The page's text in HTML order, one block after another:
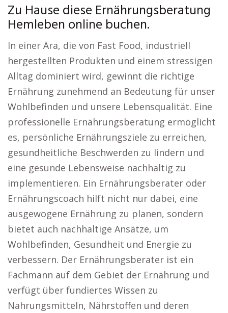
Zu Hause diese Ernährungsberatung
Hemleben online buchen.
In einer Ära, die von Fast Food, industriell
hergestellten Produkten und einem stressigen
Alltag dominiert wird, gewinnt die richtige
Ernährung zunehmend an Bedeutung für unser
Wohlbefinden und unsere Lebensqualität. Eine
professionelle Ernährungsberatung ermöglicht
es, persönliche Ernährungsziele zu erreichen,
gesundheitliche Beschwerden zu lindern und
eine gesunde Lebensweise nachhaltig zu
implementieren. Ein Ernährungsberater oder
Ernährungscoach hilft nicht nur dabei, eine
ausgewogene Ernährung zu planen, sondern
bietet auch nachhaltige Ansätze, um
Wohlbefinden, Gesundheit und Energie zu
verbessern. Der Ernährungsberater ist ein
Fachmann auf dem Gebiet der Ernährung und
verfügt über fundiertes Wissen zu
Nahrungsmitteln, Nährstoffen und deren